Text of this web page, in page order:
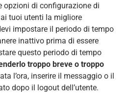
opzioni di configurazione di
tuoi utenti la migliore
impostare il periodo di tempo
inattivo prima di essere
questo periodo di tempo
troppo breve o troppo
l’ora, inserire il messaggio o il
dopo il logout dell’utente.